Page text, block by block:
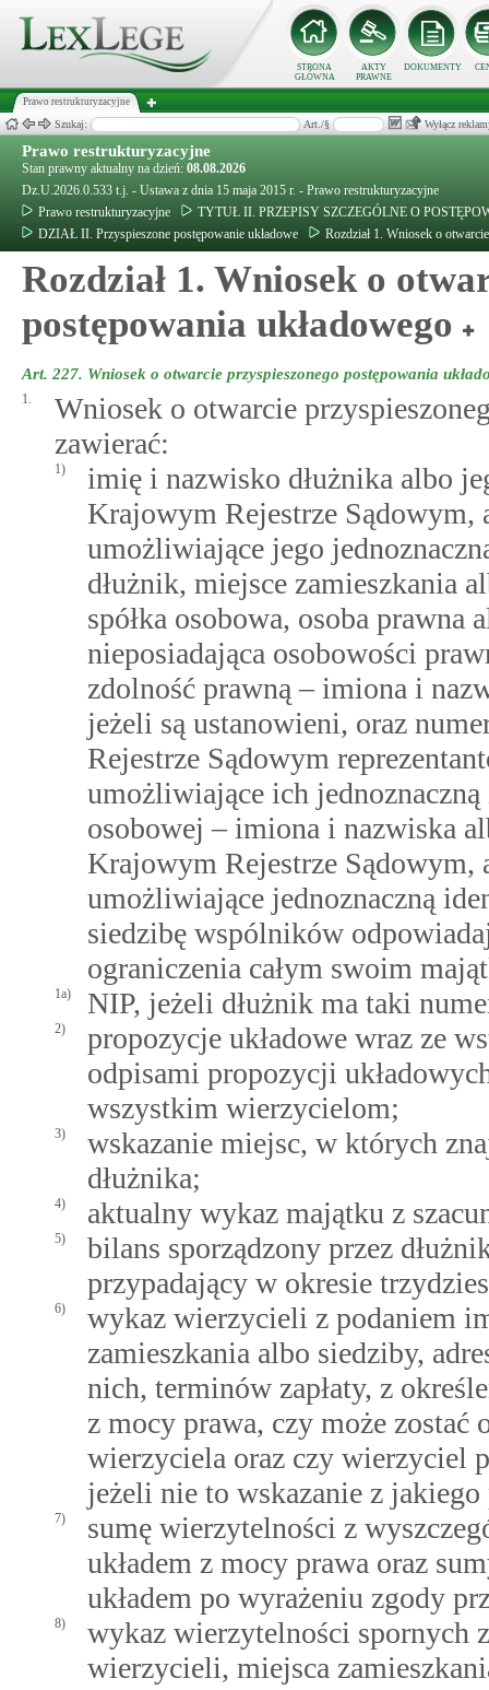
STRONA
GŁÓWNA
AKTY
PRAWNE
DOKUMENTY
Prawo restrukturyzacyjne
Szukaj: Art./§ Wyłącz
Prawo restrukturyzacyjne
Stan prawny aktualny na dzień: 08.08.2026
Dz.U.2026.0.533 t.j. - Ustawa z dnia 15 maja 2015 r. - Prawo restrukturyzacyjne
Prawo restrukturyzacyjne
TYTUŁ II. PRZEPISY SZCZEGÓLNE O
DZIAŁ II. Przyspieszone postępowanie układowe
Rozdział 1. Wniosek o
Rozdział 1. Wniosek o
postępowania układowego
Art. 227. Wniosek o otwarcie przyspieszonego postępowania
1.
Wniosek o otwarcie
zawierać:
1)
imię i nazwisko dłużnika albo
Krajowym Rejestrze Sądowym,
umożliwiające jego
dłużnik, miejsce zamieszkania
spółka osobowa, osoba prawna
nieposiadająca osobowości
zdolność prawną – imiona i
jeżeli są ustanowieni, oraz
Rejestrze Sądowym
umożliwiające ich
osobowej – imiona i nazwiska
Krajowym Rejestrze Sądowym,
umożliwiające jednoznaczną
siedzibę wspólników
ograniczenia całym swoim
1a) NIP, jeżeli dłużnik ma taki
2)
propozycje układowe wraz ze
odpisami propozycji
wszystkim wierzycielom;
3)
wskazanie miejsc, w których
dłużnika;
4) aktualny wykaz majątku z
5)
bilans sporządzony przez
przypadający w okresie
6)
wykaz wierzycieli z podaniem
zamieszkania albo siedziby,
nich, terminów zapłaty, z
z mocy prawa, czy może zostać
wierzyciela oraz czy wierzyciel
jeżeli nie to wskazanie z
7)
sumę wierzytelności z
układem z mocy prawa oraz
układem po wyrażeniu zgody
8)
wykaz wierzytelności spornych
wierzycieli, miejsca